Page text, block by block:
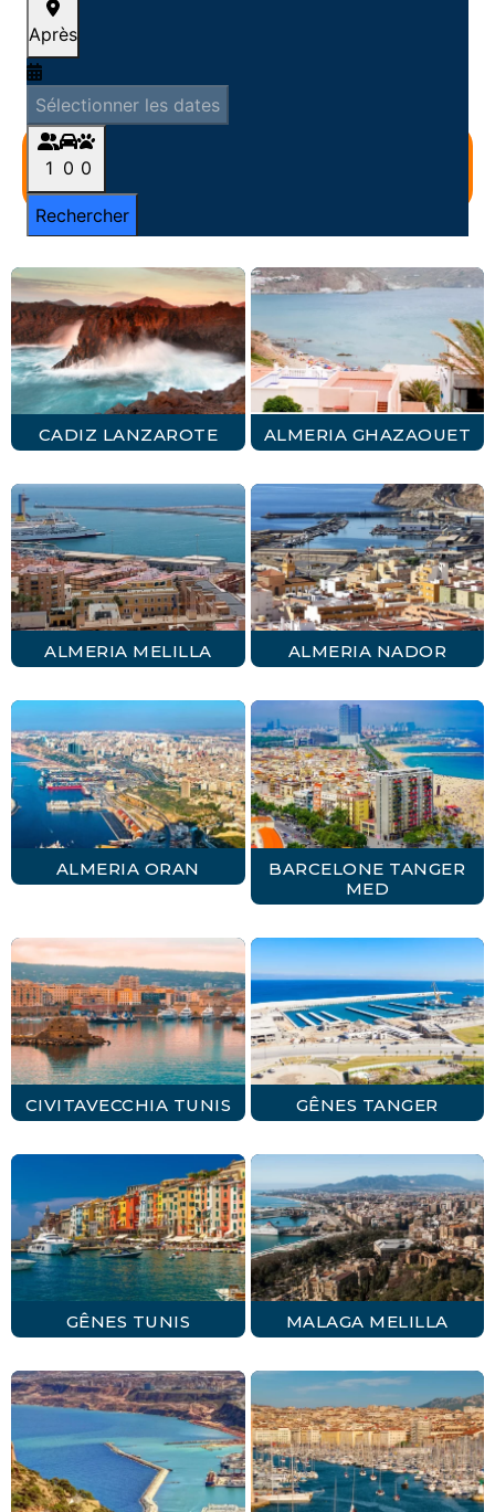
CADIZ LANZAROTE ALMERIA GHAZAOUET
ALMERIA MELILLA ALMERIA NADOR
ALMERIA ORAN
BARCELONE TANGER
MED
CIVITAVECCHIA TUNIS GÊNES TANGER
GÊNES TUNIS MALAGA MELILLA